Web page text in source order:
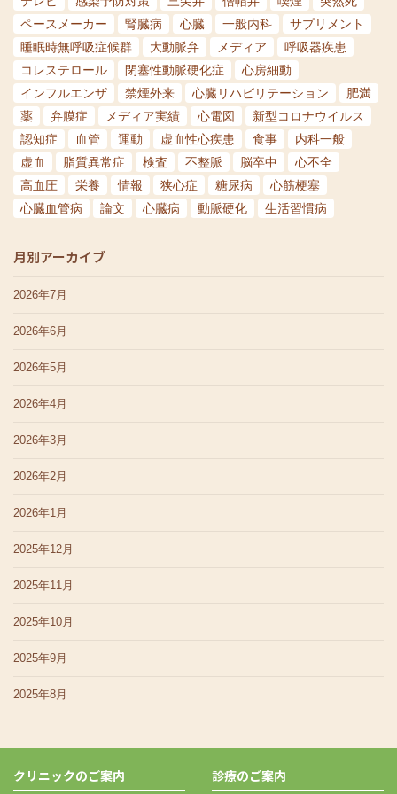
ペースメーカー
腎臓病 心臓 一般内科
サプリメント
睡眠時無呼吸症候群
大動脈弁 メディア
呼吸器疾患
コレステロール
閉塞性動脈硬化症
心房細動
インフルエンザ
禁煙外来 心臓リハビリテーション
肥満
薬
弁膜症 メディア実績 心電図
新型コロナウイルス
認知症
血管 運動 虚血性心疾患 食事
内科一般
虚血
脂質異常症 検査 不整脈 脳卒中
心不全
高血圧
栄養 情報 狭心症 糖尿病
心筋梗塞
心臓血管病
論文 心臓病 動脈硬化 生活習慣病
月別アーカイブ
2026年7月
2026年6月
2026年5月
2026年4月
2026年3月
2026年2月
2026年1月
2025年12月
2025年11月
2025年10月
2025年9月
2025年8月
クリニックのご案内 診療のご案内